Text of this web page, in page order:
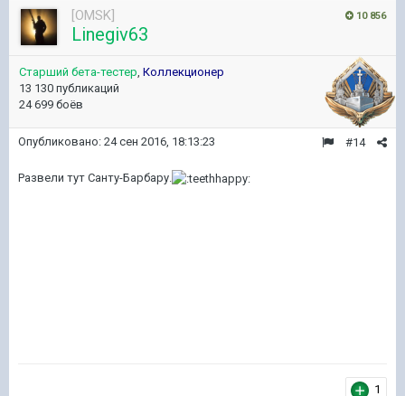
10 856
[OMSK]
Linegiv63
Старший бета-тестер, Коллекционер
13 130 публикаций
24 699 боёв
#14
Опубликовано: 24 сен 2016, 18:13:23
Развели тут Санту-Барбару.
1